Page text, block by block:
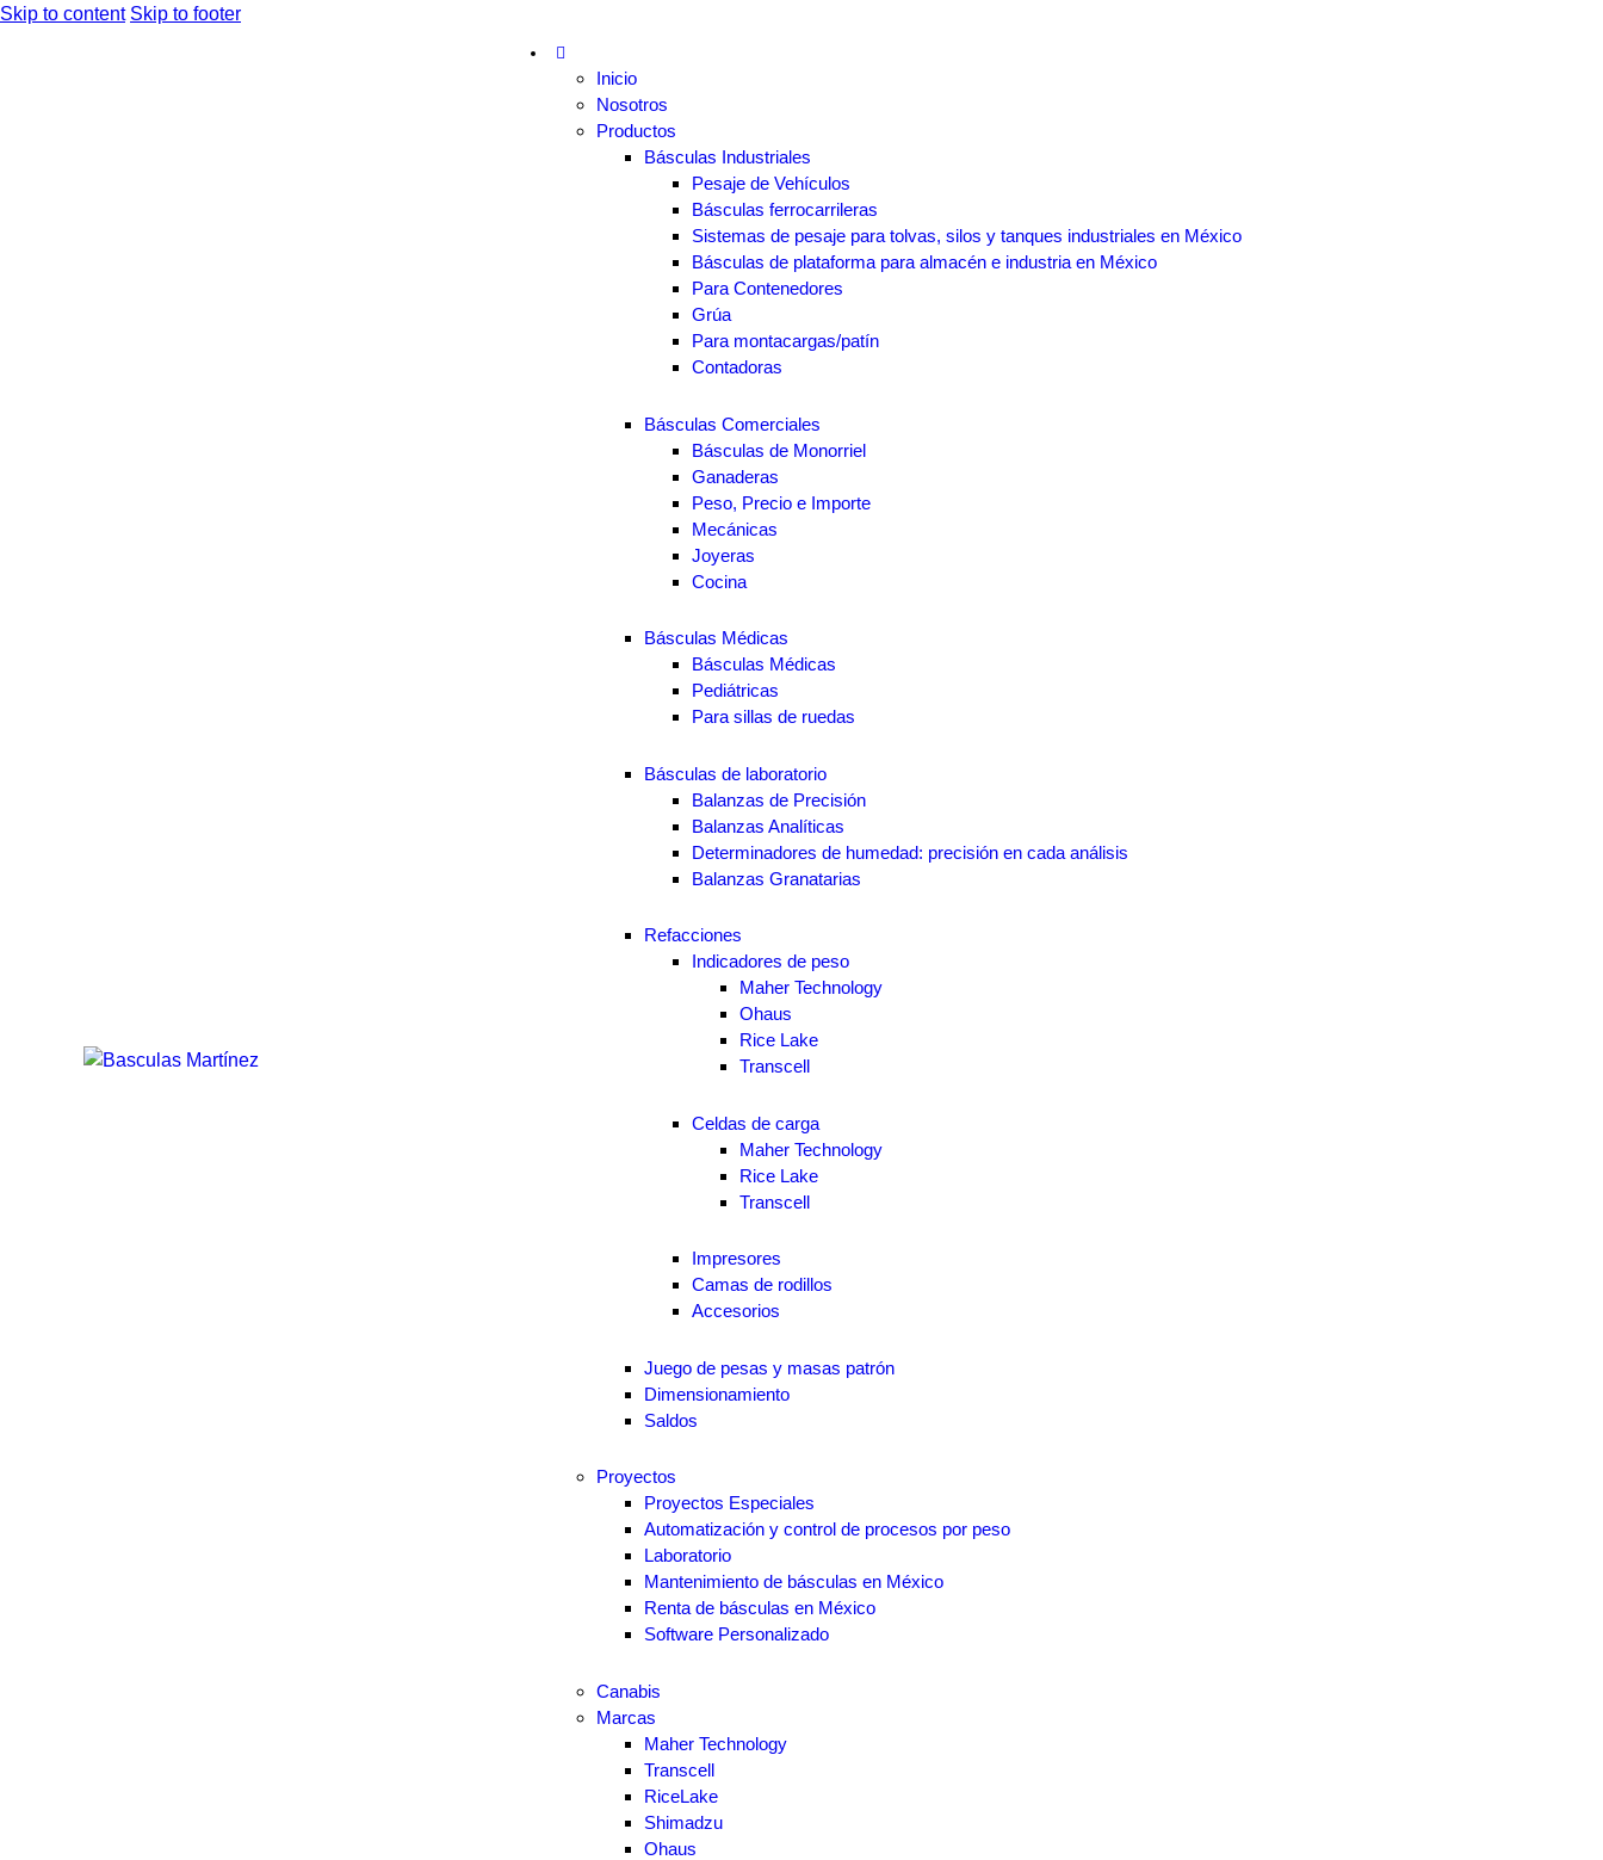
Skip to content Skip to footer
Inicio
Nosotros
Productos
Básculas Industriales
Pesaje de Vehículos
Básculas ferrocarrileras
Sistemas de pesaje para tolvas, silos y tanques industriales en México
Básculas de plataforma para almacén e industria en México
Para Contenedores
Grúa
Para montacargas/patín
Contadoras
Básculas Comerciales
Básculas de Monorriel
Ganaderas
Peso, Precio e Importe
Mecánicas
Joyeras
Cocina
Básculas Médicas
Básculas Médicas
Pediátricas
Para sillas de ruedas
Básculas de laboratorio
Balanzas de Precisión
Balanzas Analíticas
Determinadores de humedad: precisión en cada análisis
Balanzas Granatarias
Refacciones
Indicadores de peso
Maher Technology
Ohaus
Rice Lake
Transcell
Celdas de carga
Maher Technology
Rice Lake
Transcell
Impresores
Camas de rodillos
Accesorios
Juego de pesas y masas patrón
Dimensionamiento
Saldos
Proyectos
Proyectos Especiales
Automatización y control de procesos por peso
Laboratorio
Mantenimiento de básculas en México
Renta de básculas en México
Software Personalizado
Canabis
Marcas
Maher Technology
Transcell
RiceLake
Shimadzu
Ohaus